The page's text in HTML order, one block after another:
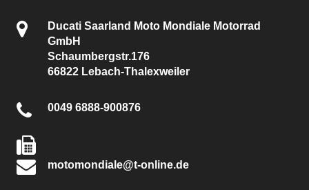
Ducati Saarland Moto Mondiale Motorrad
GmbH
Schaumbergstr.176
66822 Lebach-Thalexweiler
0049 6888-900876
motomondiale@t-online.de